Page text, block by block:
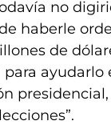
no
haberle
de
ayudarlo